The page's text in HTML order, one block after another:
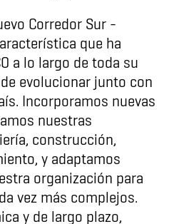
Corredor Sur -
que ha
a lo largo de toda su
evolucionar junto con
Incorporamos nuevas
nuestras
construcción,
y adaptamos
organización para
vez más complejos.
y de largo plazo,